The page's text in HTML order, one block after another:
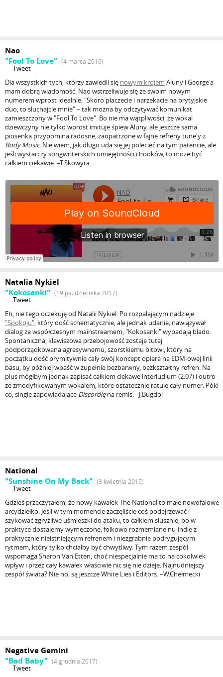
Nao
"Fool To Love" (4 marca 2016)
Tweet
Dla wszystkich tych, którzy zawiedli się nowym krojem Aluny i George'a
mam dobrą wiadomość. Nao wstrzeliwuje się ze swoim nowym
numerem wprost idealnie. "Skoro płaczecie i narzekacie na brytyjskie
duo, to słuchajcie mnie" – tak można by odczytywać komunikat
zamieszczony w "Fool To Love". Bo nie ma wątpliwości, że wokal
dziewczyny nie tylko wprost imituje śpiew Aluny, ale jeszcze sama
piosenka przypomina radosne, zaopatrzone w fajne refreny tune'y z
Body Music. Nie wiem, jak długo uda się jej polecieć na tym patencie, ale
jeśli wystarczy songwriterskich umiejętności i hooków, to może być
całkiem ciekawie. –T.Skowyra
Natalia Nykiel
"Kokosanki" (19 października 2017)
Tweet
Eh, nie tego oczekuję od Natalii Nykiel. Po rozpalającym nadzieje
"Spokoju", który dość schematycznie, ale jednak udanie, nawiązywał
dialog ze współczesnym mainstreamem, "Kokosanki" wypadają blado.
Spontaniczna, klawiszowa przebojowość zostaje tutaj
podporządkowana agresywnemu, szorstkiemu bitowi, który na
początku dość prymitywnie cały swój koncept opiera na EDM-owej linii
basu, by później wpaść w zupełnie bezbarwny, bezkształtny refren. Na
plus mógłbym jednak zapisać całkiem ciekawe interludium (2:07) i outro
ze zmodyfikowanym wokalem, które ostatecznie ratuje cały numer. Póki
co, single zapowiadające Discordięna remis. –J.Bugdol
National
"Sunshine On My Back" (3 kwietnia 2015)
Tweet
Gdzieś przeczytałem, że nowy kawałek The National to małe nowofalowe
arcydziełko. Jeśli w tym momencie zaczęliście coś podejrzewać i
szykować zgryźliwe uśmieszki do ataku, to całkiem słusznie, bo w
praktyce dostajemy wymęczone, folkowo rozmemłane nu-indie z
praktycznie nieistniejącym refrenem i niezgrabnie podrygującym
rytmem, który tylko chciałby być chwytliwy. Tym razem zespól
wspomaga Sharon Van Etten, choć niespecjalnie ma to na cokolwiek
wpływ i przez cały kawałek właściwie nic się nie dzieje. Najnudniejszy
zespół świata? Nie no, są jeszcze White Lies i Editors. –W.Chełmecki
Negative Gemini
"Bad Baby" (4 grudnia 2017)
Tweet